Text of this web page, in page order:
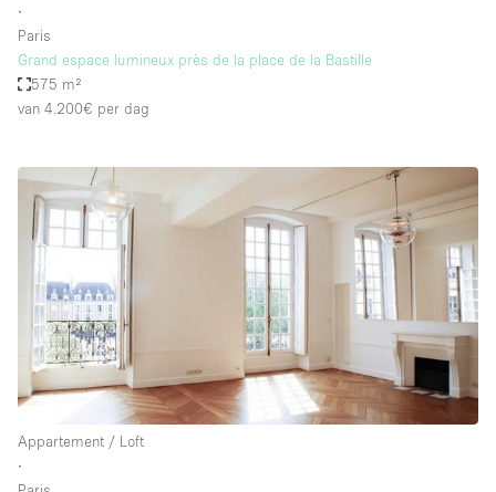
∙
Paris
Grand espace lumineux près de la place de la Bastille
575 m²
van 4.200€ per dag
Appartement / Loft
∙